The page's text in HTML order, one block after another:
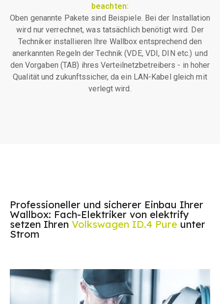
beachten:
Oben genannte Pakete sind Beispiele. Bei der Installation
wird nur verrechnet, was tatsächlich benötigt wird. Der
Techniker installieren Ihre Wallbox entsprechend den
anerkannten Regeln der Technik (VDE, VDI, DIN etc.) und
den Vorgaben (TAB) ihres Verteilnetzbetreibers - in hoher
Qualität und zukunftssicher, da ein LAN-Kabel gleich mit
verlegt wird.
Professioneller und sicherer Einbau Ihrer
Wallbox: Fach-Elektriker von elektrify
setzen Ihren Volkswagen ID.4 Pure unter
Strom